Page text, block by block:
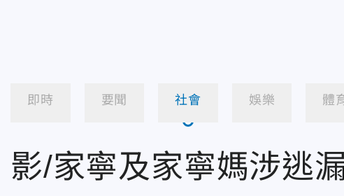
即時 要聞 社會 娛樂 體
影/家寧及家寧媽涉逃